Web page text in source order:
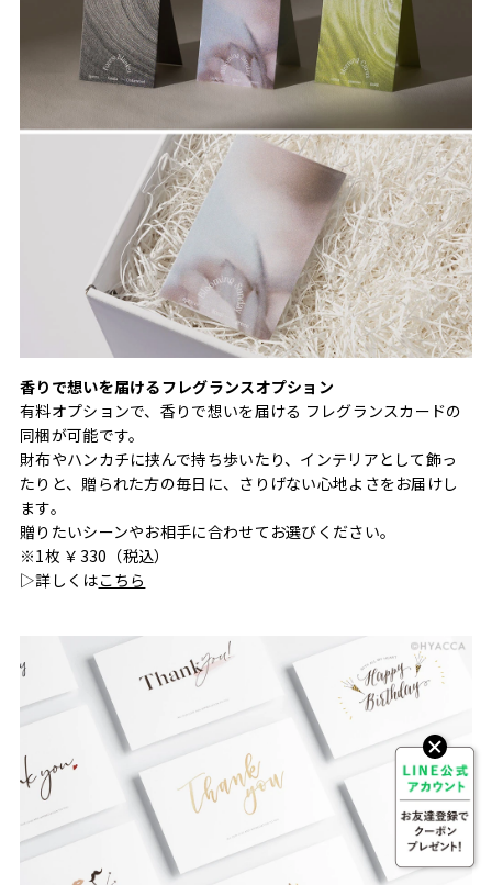
香りで想いを届けるフレグランスオプション
有料オプションで、香りで想いを届ける フレグランスカードの
同梱が可能です。
財布やハンカチに挟んで持ち歩いたり、インテリアとして飾っ
たりと、贈られた方の毎日に、さりげない心地よさをお届けし
ます。
贈りたいシーンやお相手に合わせてお選びください。
※1枚 ￥330（税込）
▷詳しくはこちら